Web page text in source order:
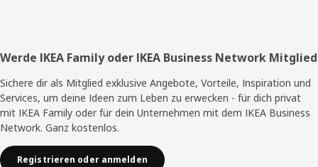
Fußzeile
Werde IKEA Family oder IKEA Business Network Mitglied
Sichere dir als Mitglied exklusive Angebote, Vorteile, Inspiration und
Services, um deine Ideen zum Leben zu erwecken - für dich privat
mit IKEA Family oder für dein Unternehmen mit dem IKEA Business
Network. Ganz kostenlos.
Registrieren oder anmelden